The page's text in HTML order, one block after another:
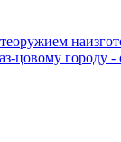
цовому городу